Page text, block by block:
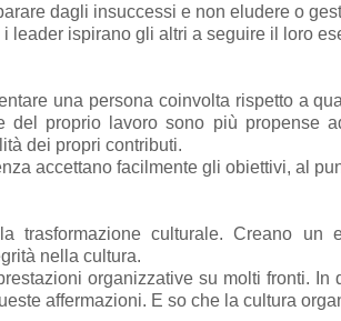
dagli insuccessi e non eludere o
leader ispirano gli altri a seguire il loro
una persona coinvolta rispetto a
del proprio lavoro sono più propense
dei propri contributi.
accettano facilmente gli obiettivi, al
trasformazione culturale. Creano un
nella cultura.
organizzative su molti fronti. In
affermazioni. E so che la cultura